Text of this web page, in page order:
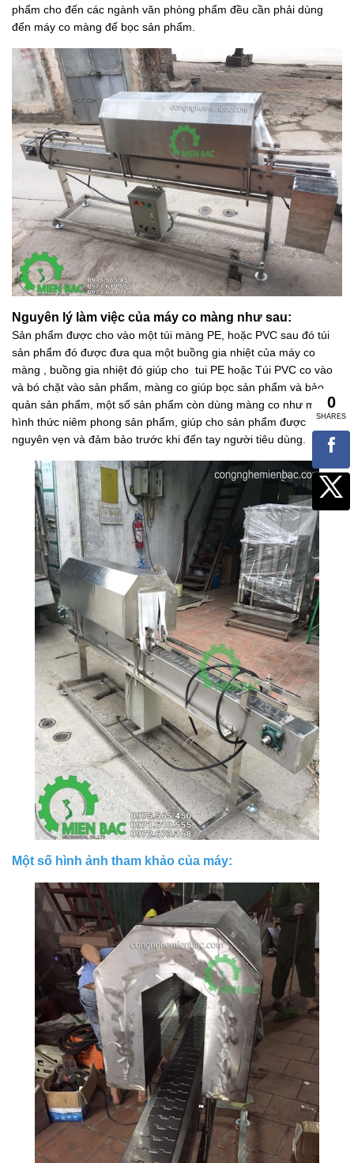
phẩm cho đến các ngành văn phòng phẩm đều cần phải dùng
đến máy co màng để bọc sản phẩm.
Nguyên lý làm việc của máy co màng như sau:
Sản phẩm được cho vào một túi màng PE, hoặc PVC sau đó túi
sản phẩm đó được đưa qua một buồng gia nhiệt của máy co
màng , buồng gia nhiệt đó giúp cho tui PE hoặc Túi PVC co vào
và bó chặt vào sản phẩm, màng co giúp bọc sản phẩm và bảo
quản sản phẩm, một số sản phẩm còn dùng màng co như một
hình thức niêm phong sản phẩm, giúp cho sản phẩm được
nguyên vẹn và đảm bảo trước khi đến tay người tiêu dùng.
Một số hình ảnh tham khảo của máy: